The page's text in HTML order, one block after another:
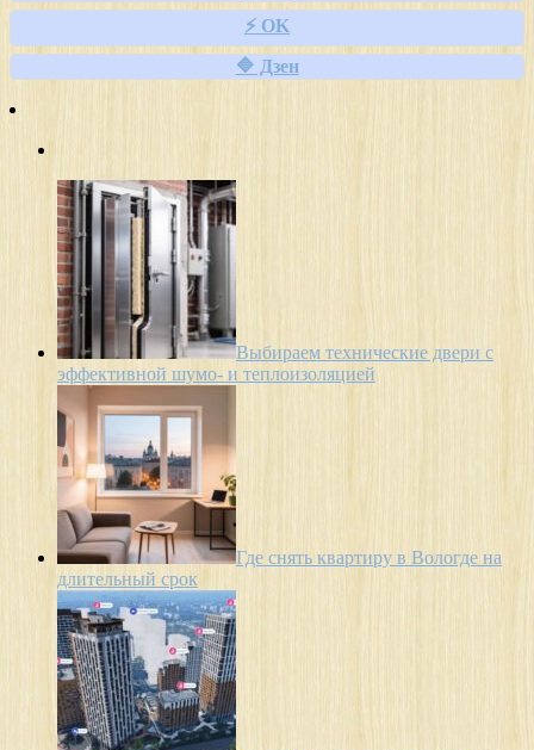
⚡ OK
🔷 Дзен
Выбираем технические двери с
эффективной шумо- и теплоизоляцией
Где снять квартиру в Вологде на
длительный срок